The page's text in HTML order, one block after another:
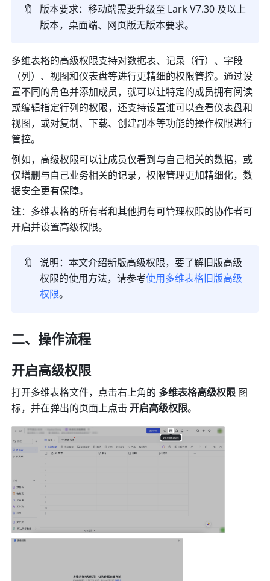
🔖 版本要求：移动端需要升级至 Lark V7.30 及以上
版本，桌面端、网页版无版本要求。
多维表格的高级权限支持对数据表、记录（行）、字段
（列）、视图和仪表盘等进行更精细的权限管控。通过设
置不同的角色并添加成员，就可以让特定的成员拥有阅读
或编辑指定行列的权限，还支持设置谁可以查看仪表盘和
视图，或对复制、下载、创建副本等功能的操作权限进行
管控。
例如，高级权限可以让成员仅看到与自己相关的数据，或
仅增删与自己业务相关的记录，权限管理更加精细化，数
据安全更有保障。
注：多维表格的所有者和其他拥有可管理权限的协作者可
开启并设置高级权限。
🔖 说明：本文介绍新版高级权限，要了解旧版高级
权限的使用方法，请参考使用多维表格旧版高级
权限。
二、操作流程
开启高级权限
打开多维表格文件，点击右上角的 多维表格高级权限 图
标，并在弹出的页面上点击 开启高级权限。